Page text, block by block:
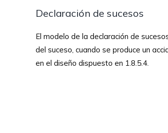
Declaración de sucesos
El modelo de la declaración de
del suceso, cuando se produce un
en el diseño dispuesto en 1.8.5.4.